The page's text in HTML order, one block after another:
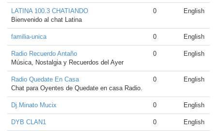
LATINA 100.3 CHATIANDO
Bienvenido al chat Latina
0 English
familia-unica 0 English
Radio Recuerdo Antaño
Música, Nostalgia y Recuerdos del Ayer
0 English
Radio Quedate En Casa
Chat para Oyentes de Quedate en casa Radio.
0 English
Dj.Minato Mucix 0 English
DYB CLAN1 0 English